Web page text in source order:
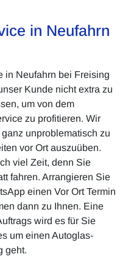
in Neufahrn
in Neufahrn bei Freising
Kunde nicht extra zu
um von dem
zu profitieren. Wir
unproblematisch zu
vor Ort auszuüben.
viel Zeit, denn Sie
fahren. Arrangieren Sie
einen Vor Ort Termin
dann zu Ihnen. Eine
wird es für Sie
um einen Autoglas-
geht.